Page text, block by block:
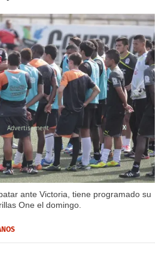
ante Victoria, tiene programado su
One el domingo.
X